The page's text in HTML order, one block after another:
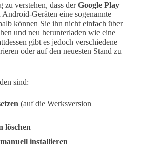
zu verstehen, dass derGoogle Play
Android-Geräten eine sogenannte
können Sie ihn nicht einfach über
und neu herunterladen wie eine
gibt es jedoch verschiedene
oder auf den neuesten Stand zu
sind:
(auf die Werksversion
löschen
installieren